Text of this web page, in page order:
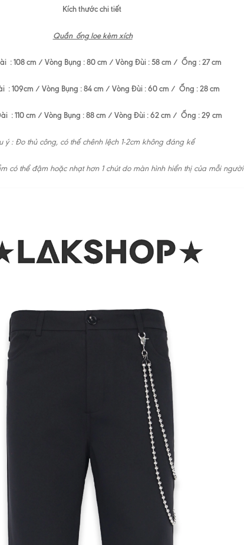
Kích thước chi tiết
Quần ống loe kèm xích
: 108 cm / Vòng Bụng : 80 cm / Vòng Đùi : 58 cm / Ống : 27 cm
: 109cm / Vòng Bụng : 84 cm / Vòng Đùi : 60 cm / Ống : 28 cm
: 110 cm / Vòng Bụng : 88 cm / Vòng Đùi : 62 cm / Ống : 29 cm
ý : Đo thủ công, có thể chênh lệch 1-2cm không đáng kể
có thể đậm hoặc nhạt hơn 1 chút do màn hình hiển thị của mỗi người